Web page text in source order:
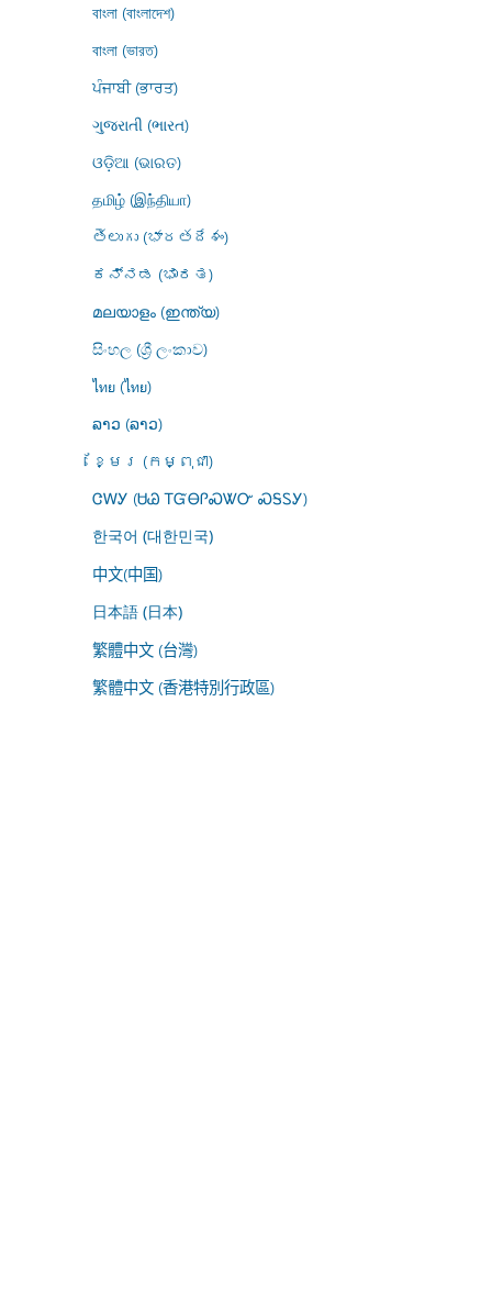
বাংলা (বাংলাদেশ)
বাংলা (ভারত)
ਪੰਜਾਬੀ (ਭਾਰਤ)
ગુજરાતી (ભારત)
ଓଡ଼ିଆ (ଭାରତ)
தமிழ் (இந்தியா)
తెలుగు (భారతదేశం)
ಕನ್ನಡ (ಭಾರತ)
മലയാളം (ഇന്ത്യ)
සිංහල (ශ්‍රී ලංකාව)
ไทย (ไทย)
ລາວ (ລາວ)
ខ្មែរ (កម្ពុជា)
ᏣᎳᎩ (ᏌᏊ ᎢᏳᎾᎵᏍᏔᏅ ᏍᎦᏚᎩ)
한국어 (대한민국)
中文(中国)
日本語 (日本)
繁體中文 (台灣)
繁體中文 (香港特別行政區)